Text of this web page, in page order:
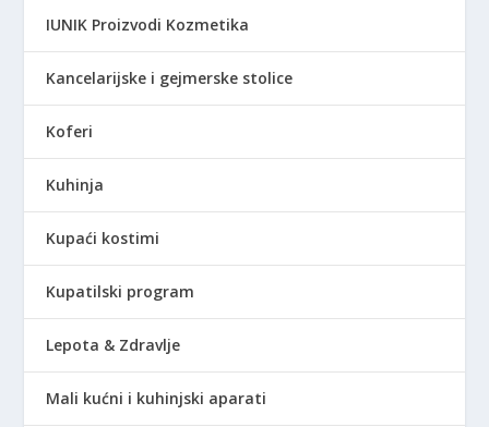
D
.
IUNIK Proizvodi Kozmetika
Kancelarijske i gejmerske stolice
Koferi
Kuhinja
Kupaći kostimi
Kupatilski program
Lepota & Zdravlje
Mali kućni i kuhinjski aparati